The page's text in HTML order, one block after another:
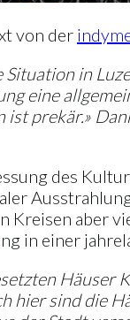
von der
Situation in
eine
ist prekär.»
des
Kreisen aber
in einer
Häuser
hier sind die